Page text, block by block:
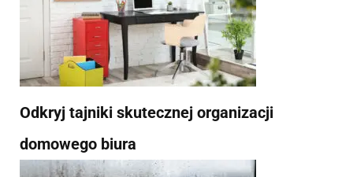
Odkryj tajniki skutecznej organizacji
domowego biura